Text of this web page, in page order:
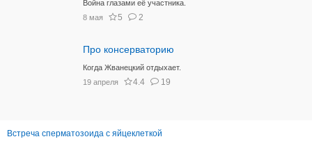
Война глазами её участника.
8 мая
5 2
Про консерваторию
Когда Жванецкий отдыхает.
19 апреля
4.4 19
Встреча сперматозоида с яйцеклеткой